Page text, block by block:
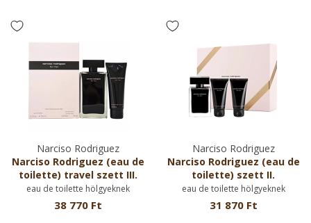
Narciso Rodriguez
Narciso Rodriguez (eau de
toilette) travel szett III.
eau de toilette hölgyeknek
38 770 Ft
Narciso Rodriguez
Narciso Rodriguez (eau de
toilette) szett II.
eau de toilette hölgyeknek
31 870 Ft